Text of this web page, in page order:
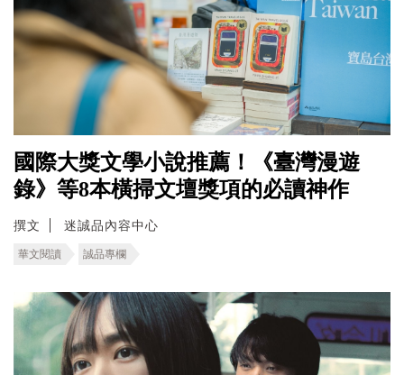
國際大獎文學小說推薦！《臺灣漫遊
錄》等8本橫掃文壇獎項的必讀神作
撰文 迷誠品內容中心
華文閱讀 誠品專欄